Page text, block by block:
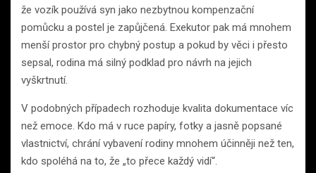
že vozík používá syn jako nezbytnou kompenzační
pomůcku a postel je zapůjčená. Exekutor pak má mnohem
menší prostor pro chybný postup a pokud by věci i přesto
sepsal, rodina má silný podklad pro návrh na jejich
vyškrtnutí.
V podobných případech rozhoduje kvalita dokumentace víc
než emoce. Kdo má v ruce papíry, fotky a jasně popsané
vlastnictví, chrání vybavení rodiny mnohem účinněji než ten,
kdo spoléhá na to, že „to přece každý vidí“.